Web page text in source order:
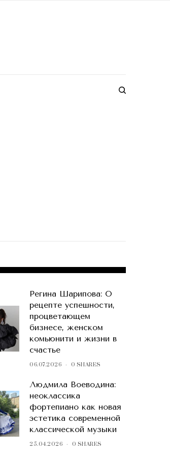
Регина Шарипова: О
рецепте успешности,
процветающем
бизнесе, женском
комьюнити и жизни в
счастье
06.07.2026 0 SHARES
Людмила Воеводина:
неоклассика
фортепиано как новая
эстетика современной
классической музыки
25.04.2026 0 SHARES